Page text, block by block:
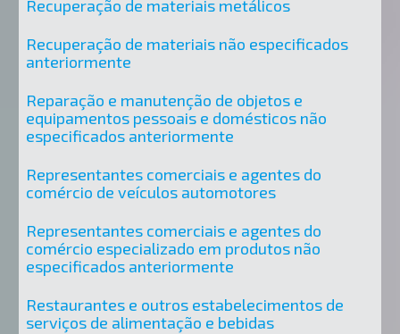
Recuperação de materiais metálicos
Recuperação de materiais não especificados
anteriormente
Reparação e manutenção de objetos e
equipamentos pessoais e domésticos não
especificados anteriormente
Representantes comerciais e agentes do
comércio de veículos automotores
Representantes comerciais e agentes do
comércio especializado em produtos não
especificados anteriormente
Restaurantes e outros estabelecimentos de
serviços de alimentação e bebidas